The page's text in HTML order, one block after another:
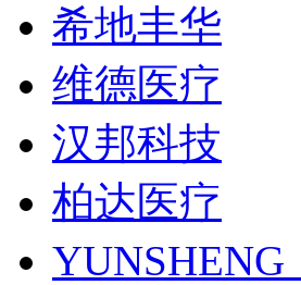
希地丰华
维德医疗
汉邦科技
柏达医疗